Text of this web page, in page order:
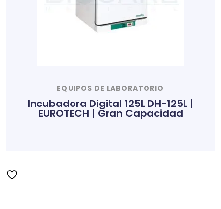
EQUIPOS DE LABORATORIO
Incubadora Digital 125L DH-125L |
EUROTECH | Gran Capacidad